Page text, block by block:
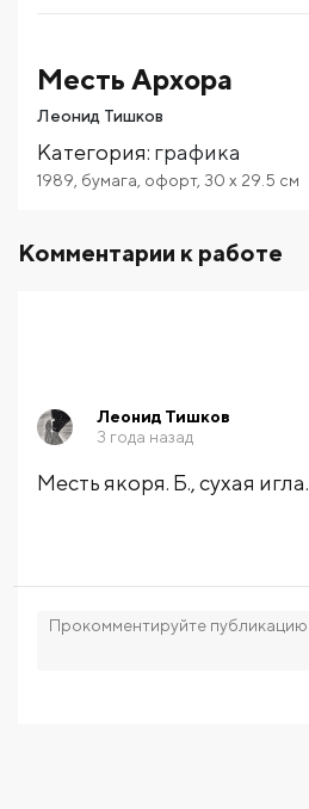
Месть Архора
Леонид Тишков
Категория: графика
1989 бумага офорт, 30 x 29.5 см
Комментарии к работе
Леонид Тишков
3 года назад
Месть якоря. Б., сухая игла.